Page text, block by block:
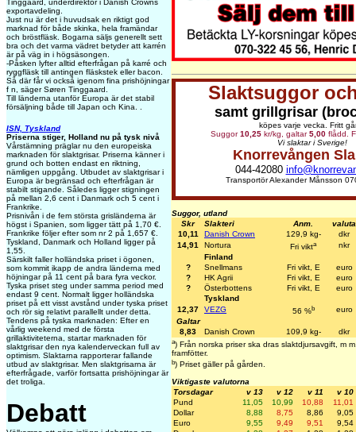
Tinggaard, underdirektör i Danish Crowns
exportavdeling.
Just nu är det i huvudsak en riktigt god
marknad för både skinka, hela framändar
och bröstfläsk. Bogarna säljs generellt sett
bra och det varma vädret betyder att karrén
är på väg in i högsäsongen.
-Påsken lyfter alltid efterfrågan på karré och
ryggfläsk till antingen fläskstek eller bacon.
Så där får vi också igenom fina prishöjningar
f n, säger Søren Tinggaard.
Till länderna utanför Europa är det stabil
försäljning både till Japan och Kina. .
ISN, Tyskland
Priserna stiger, Holland nu på tysk nivå
Vårstämning präglar nu den europeiska
marknaden för slaktgrisar. Priserna känner i
grund och botten endast en riktning,
nämligen uppgång. Utbudet av slaktgrisar i
Europa är begränsad och efterfrågan är
stabilt stigande. Således ligger stigningen
på mellan 2,6 cent i Danmark och 5 cent i
Frankrike.
Prisnivån i de fem största grisländerna är
högst i Spanien, som ligger tätt på 1,70 €.
Frankrike följer efter som nr 2 på 1,657 €.
Tyskland, Danmark och Holland ligger på
1,55.
Särskilt faller holländska priset i ögonen,
som kommit ikapp de andra länderna med
höjningar på 11 cent på bara fyra veckor.
Tyska priset steg under samma period med
endast 9 cent. Normalt ligger holländska
priset på ett visst avstånd under tyska priset
och rör sig relativt parallellt under detta.
Tendens på tyska marknaden: Efter en
vårlig weekend med de första
grillaktiviteterna, startar marknaden för
slaktgrisar den nya kalenderveckan full av
optimism. Slaktarna rapporterar fallande
utbud av slaktgrisar. Men slaktgrisarna är
efterfrågade, varför fortsatta prishöjningar är
det troliga.
Debatt
Slaktsuggor
samt grillgrisar
köpes varje vecka. Fritt
Suggor10,25 kr/kg, galtar5,00 flådd.
Vi slaktar i Sverige!
Knorrevången
044-42080
Transportör Alexander Månsson
Suggor, utland
Skr
Slakteri Anm.
valuta
10,11
Danish Crown 129,9 kg-
dkr
14,91
Nortura Fri vikta
nkr
Finland
?
Snellmans Fri vikt, E
euro
?
HK Agrii Fri vikt, E
euro
?
Österbottens Fri vikt, E
euro
Tyskland
12,37
VEZG 56 %b
euro
Galtar
8,83
Danish Crown 109,9 kg- dkr
a) Från norska priser ska dras slaktdjursavgift, m
framfötter.
b) Priset gäller på gården.
Viktigaste valutorna
Torsdagar
v 13 v 12 v 11
v 10
Pund
11,05 10,99 10,88
11,01
Dollar
8,88 8,75 8,86
9,05
Euro
9,55 9,49 9,51
9,54